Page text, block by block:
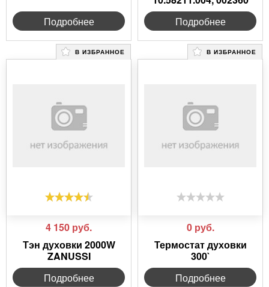
Подробнее
Подробнее
В ИЗБРАННОЕ
4 150 руб.
Тэн духовки 2000W
ZANUSSI
Подробнее
В ИЗБРАННОЕ
0 руб.
Термостат духовки
300`
Подробнее